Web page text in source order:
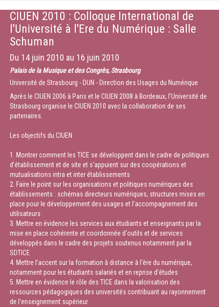
CIUEN 2010 : Colloque International de
l'Université à l'Ere du Numérique : Salle
Schuman
Du 14 juin 2010 au 16 juin 2010
Palais de la Musique et des Congrès, Strasbourg
Université de Strasbourg - DUN - Direction des Usages du Numérique
Après le CIUEN 2006 à Paris et le CIUEN 2008 à Bordeaux, l’Université de
Strasbourg organise le CIUEN 2010 avec la collaboration de ses
partenaires.
Les objectifs du CIUEN
1. Montrer comment les TICE se développent dans le cadre de politiques
d'établissement et de site et s'appuient sur des coopérations et
mutualisations intra et inter établissements
2. Faire le point sur les organisations et politiques numériques des
établissements : schémas directeurs numériques, structures mises en
place pour le développement des usages et l’accompagnement des
utilisateurs
3. Mettre en évidence les services aux étudiants et enseignants par la
mise en place cohérente et coordonnée d'outils et de services
développés dans le cadre des projets soutenus notamment par la
SDTICE
4. Mettre l’accent sur la formation à distance à l’ère du numérique,
notamment pour les étudiants salariés et en reprise d’études
5. Mettre en évidence le rôle des TICE dans la valorisation des
ressources pédagogiques des universités contribuant au rayonnement
de l'enseignement supérieur